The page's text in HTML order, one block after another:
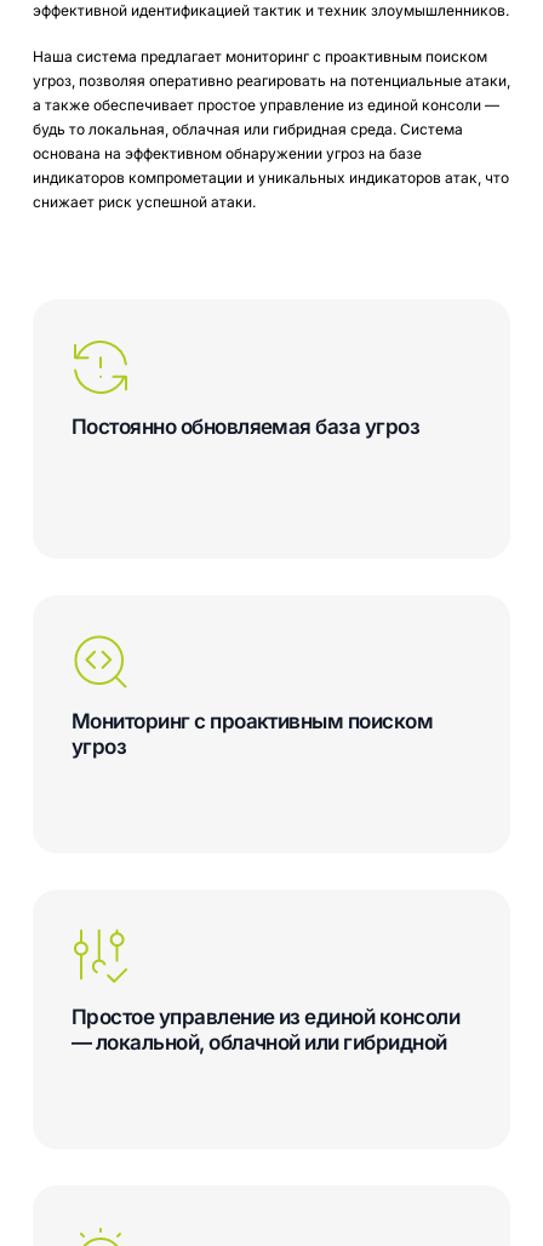
эффективной идентификацией тактик и техник злоумышленников.
Наша система предлагает мониторинг с проактивным поиском
угроз, позволяя оперативно реагировать на потенциальные атаки,
а также обеспечивает простое управление из единой консоли —
будь то локальная, облачная или гибридная среда. Система
основана на эффективном обнаружении угроз на базе
индикаторов компрометации и уникальных индикаторов атак, что
снижает риск успешной атаки.
Постоянно обновляемая база угроз
Мониторинг с проактивным поиском
угроз
Простое управление из единой консоли
— локальной, облачной или гибридной